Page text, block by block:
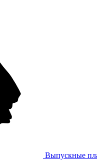
Выпускные